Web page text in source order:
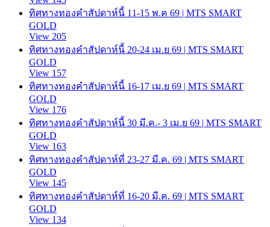
ทิศทางทองคำสัปดาห์นี้ 11-15 พ.ค 69 | MTS SMART
GOLD
View 205
ทิศทางทองคำสัปดาห์นี้ 20-24 เม.ย 69 | MTS SMART
GOLD
View 157
ทิศทางทองคำสัปดาห์นี้ 16-17 เม.ย 69 | MTS SMART
GOLD
View 176
ทิศทางทองคำสัปดาห์นี้ 30 มี.ค.- 3 เม.ย 69 | MTS SMART
GOLD
View 163
ทิศทางทองคำสัปดาห์ที่ 23-27 มี.ค. 69 | MTS SMART
GOLD
View 145
ทิศทางทองคำสัปดาห์ที่ 16-20 มี.ค. 69 | MTS SMART
GOLD
View 134